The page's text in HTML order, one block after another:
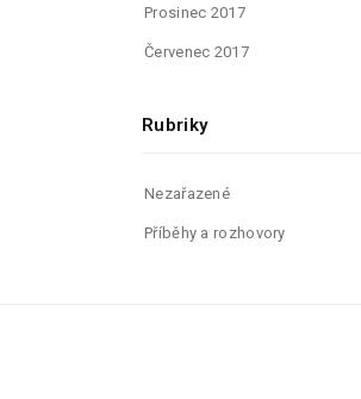
Prosinec 2017
Červenec 2017
Rubriky
Nezařazené
Příběhy a rozhovory